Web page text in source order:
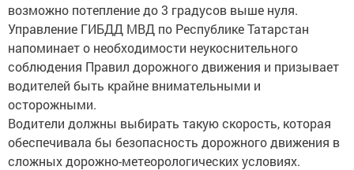
возможно потепление до 3 градусов выше нуля.
Управление ГИБДД МВД по Республике Татарстан
напоминает о необходимости неукоснительного
соблюдения Правил дорожного движения и призывает
водителей быть крайне внимательными и
осторожными.
Водители должны выбирать такую скорость, которая
обеспечивала бы безопасность дорожного движения в
сложных дорожно-метеорологических условиях.